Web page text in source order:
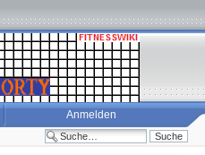
Anmelden